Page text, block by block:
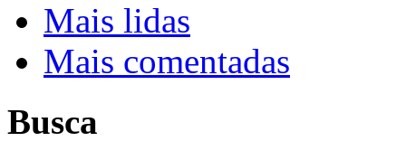
Mais lidas
Mais comentadas
Busca